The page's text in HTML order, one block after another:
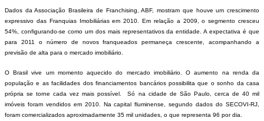
Dados da Associação Brasileira de Franchising, ABF, mostram que houve um crescimento
expressivo das Franquias Imobiliárias em 2010. Em relação a 2009, o segmento cresceu
54%, configurando-se como um dos mais representativos da entidade. A expectativa é que
para 2011 o número de novos franqueados permaneça crescente, acompanhando a
previsão de alta para o mercado imobiliário.
O Brasil vive um momento aquecido do mercado imobiliário. O aumento na renda da
população e as facilidades dos financiamentos bancários possibilita que o sonho da casa
própria se torne cada vez mais possível. Só na cidade de São Paulo, cerca de 40 mil
imóveis foram vendidos em 2010. Na capital fluminense, segundo dados do SECOVI-RJ,
foram comercializados aproximadamente 35 mil unidades, o que representa 96 por dia.